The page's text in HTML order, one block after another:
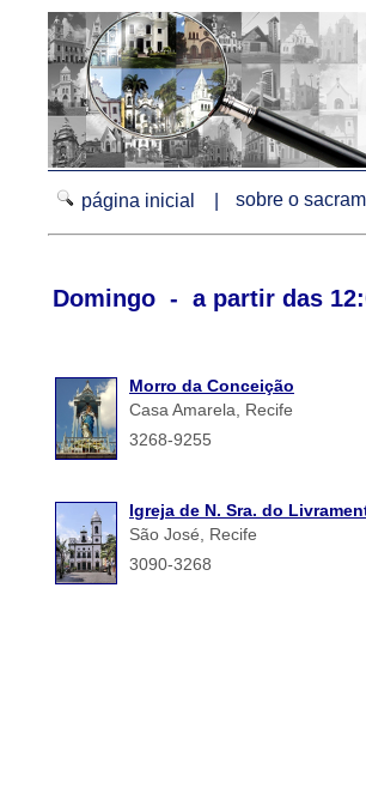
página inicial | sobre o
Domingo - a partir das
Morro da Conceição
Casa Amarela, Recife
3268-9255
Igreja de N. Sra. do
São José, Recife
3090-3268